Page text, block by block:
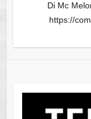
Di Mc
https://